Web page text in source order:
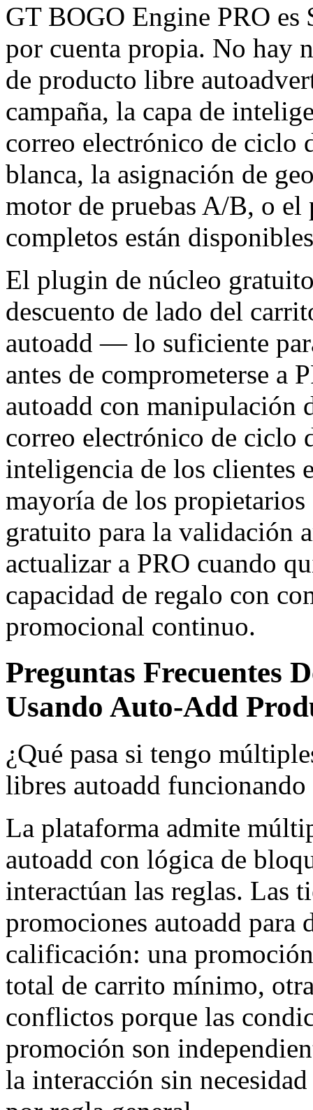
GT BOGO Engine PRO
por cuenta propia. No hay
de producto libre
campaña, la capa de
correo electrónico de ciclo
blanca, la asignación de
motor de pruebas A/B, o el
completos están
El plugin de núcleo
descuento de lado del
autoadd — lo suficiente
antes de comprometerse a
autoadd con manipulación
correo electrónico de ciclo
inteligencia de los clientes
mayoría de los
gratuito para la validación
actualizar a PRO cuando
capacidad de regalo con
promocional continuo.
Preguntas Frecuentes
Usando Auto-Add
¿Qué pasa si tengo
libres autoadd funcionando
La plataforma admite
autoadd con lógica de
interactúan las reglas. Las
promociones autoadd para
calificación: una
total de carrito mínimo,
conflictos porque las
promoción son
la interacción sin